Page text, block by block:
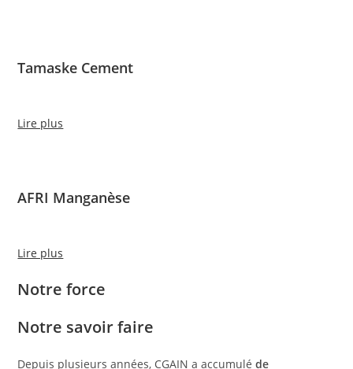
Tamaske Cement
Lire plus
AFRI Manganèse
Lire plus
Notre force
Notre savoir faire
Depuis plusieurs années, CGAIN a accumuléde